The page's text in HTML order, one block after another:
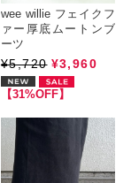
wee willie フェイクフ
ァー厚底ムートンブ
ーツ
¥5,720 ¥3,960
【31%OFF】